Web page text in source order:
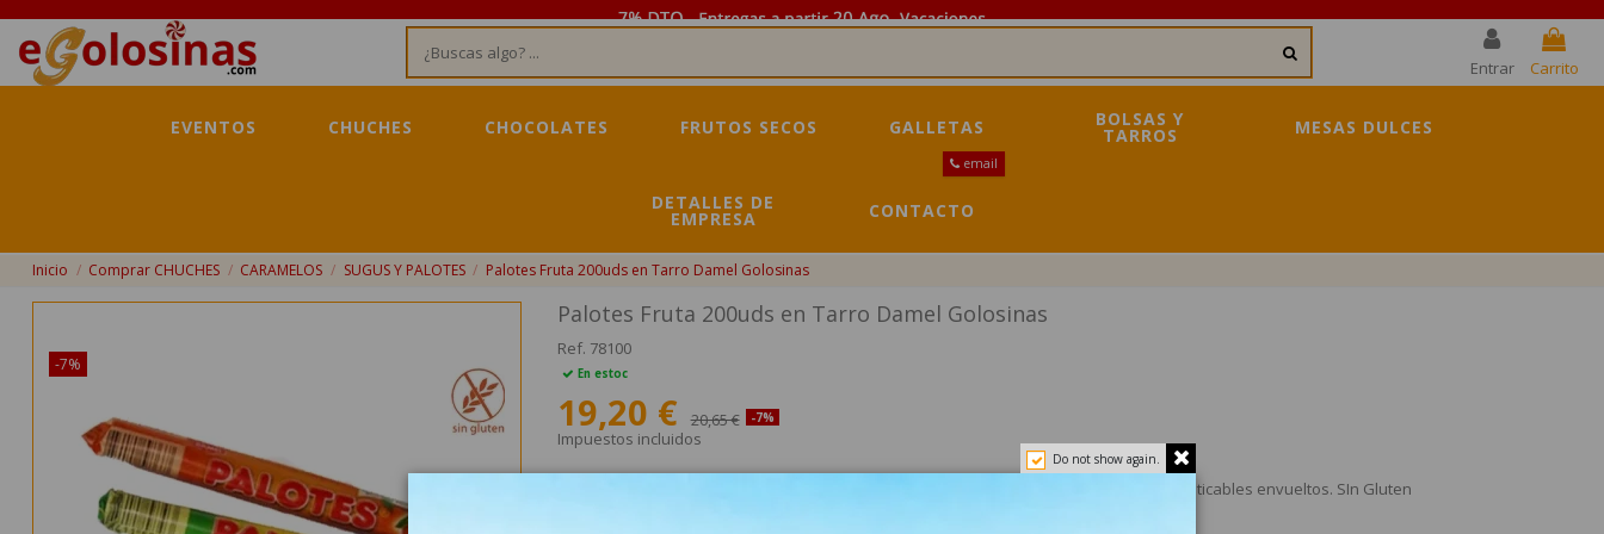
Entrar Carrito
EVENTOS CHUCHES CHOCOLATES FRUTOS SECOS GALLETAS BOLSAS Y
TARROS MESAS DULCES
DETALLES DE
EMPRESA CONTACTO
email
Inicio Comprar CHUCHES CARAMELOS SUGUS Y PALOTES Palotes Fruta 200uds en Tarro Damel Golosinas
-7%
Palotes Fruta 200uds en Tarro Damel Golosinas
Ref. 78100
En estoc
19,20 € 20,65 € -7%
Impuestos incluidos
SUPER PALOTES FRUTA 200 uds.Los Super Palotes de fruta de Damel son caramelos masticables envueltos. SIn Gluten
Do not show again.